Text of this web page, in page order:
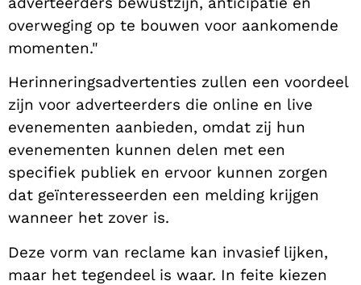
overweging op te bouwen voor aankomende
momenten."
Herinneringsadvertenties zullen een voordeel
zijn voor adverteerders die online en live
evenementen aanbieden, omdat zij hun
evenementen kunnen delen met een
specifiek publiek en ervoor kunnen zorgen
dat geïnteresseerden een melding krijgen
wanneer het zover is.
Deze vorm van reclame kan invasief lijken,
maar het tegendeel is waar. In feite kiezen